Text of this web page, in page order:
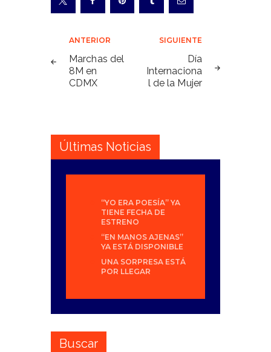
Navegación
de
entradas
ANTERIOR
Marchas del
8M en
CDMX
SIGUIENTE
Día
Internaciona
l de la Mujer
Últimas Noticias
“YO ERA POESÍA” YA
TIENE FECHA DE
ESTRENO
“EN MANOS AJENAS”
YA ESTÁ DISPONIBLE
UNA SORPRESA ESTÁ
POR LLEGAR
Buscar